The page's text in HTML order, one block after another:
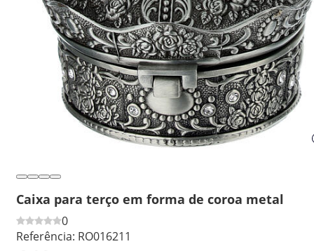
Caixa para terço em forma de coroa metal
0
Referência: RO016211